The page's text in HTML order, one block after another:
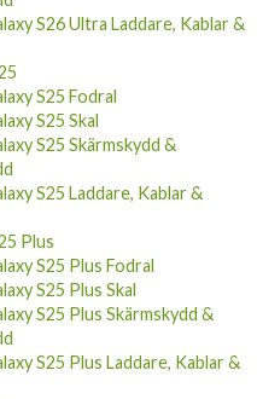
S25 Fodral
S25 Skal
S25 Skärmskydd &
S25 Laddare, Kablar &
Plus
S25 Plus Fodral
S25 Plus Skal
S25 Plus Skärmskydd &
S25 Plus Laddare, Kablar &
Ultra